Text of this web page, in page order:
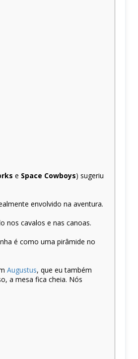
e Space Cowboys) sugeriu
envolvido na aventura.
nos cavalos e nas canoas.
é como uma pirâmide no
Augustus, que eu também
a mesa fica cheia. Nós